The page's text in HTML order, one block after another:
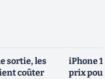
sortie, les
coûter
iPhone
prix